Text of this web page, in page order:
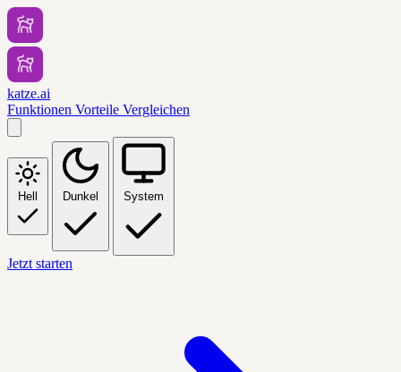
katze.ai
Funktionen Vorteile Vergleichen
Hell Dunkel System
Jetzt starten